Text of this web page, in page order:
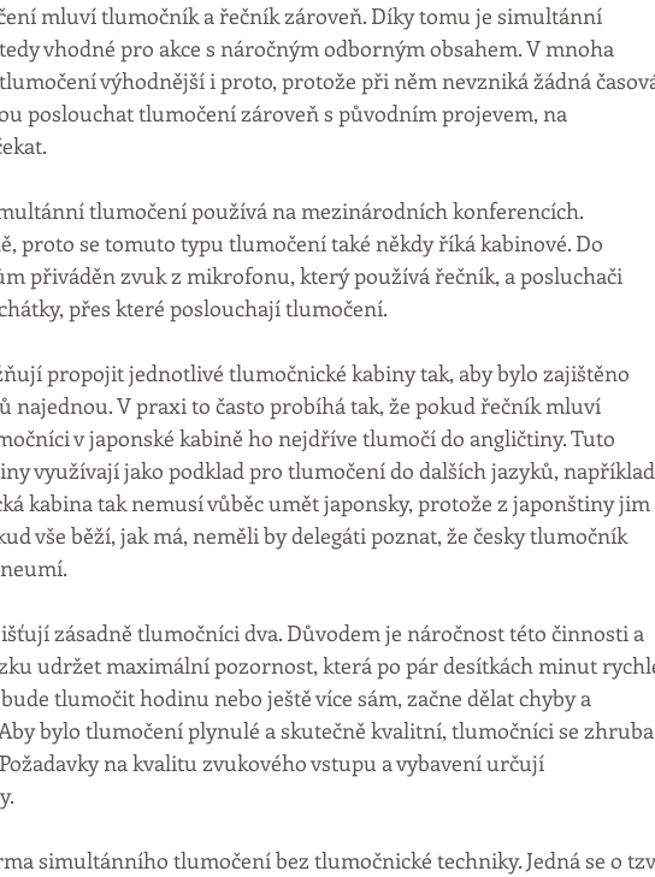
mluví tlumočník a řečník zároveň. Díky tomu je simultánní
vhodné pro akce s náročným odborným obsahem. V mnoha
výhodnější i proto, protože při něm nevzniká žádná
poslouchat tlumočení zároveň s původním projevem, na
tlumočení používá na mezinárodních konferencích.
proto se tomuto typu tlumočení také někdy říká kabinové. Do
přiváděn zvuk z mikrofonu, který používá řečník, a posluchači
přes které poslouchají tlumočení.
propojit jednotlivé tlumočnické kabiny tak, aby bylo zajištěno
najednou. V praxi to často probíhá tak, že pokud řečník mluví
v japonské kabině ho nejdříve tlumočí do angličtiny. Tuto
využívají jako podklad pro tlumočení do dalších jazyků, například
kabina tak nemusí vůběc umět japonsky, protože z japonštiny jim
vše běží, jak má, neměli by delegáti poznat, že česky tlumočník
zásadně tlumočníci dva. Důvodem je náročnost této činnosti a
udržet maximální pozornost, která po pár desítkách minut
tlumočit hodinu nebo ještě více sám, začne dělat chyby a
bylo tlumočení plynulé a skutečně kvalitní, tlumočníci se zhruba
na kvalitu zvukového vstupu a vybavení určují
simultánního tlumočení bez tlumočnické techniky. Jedná se o